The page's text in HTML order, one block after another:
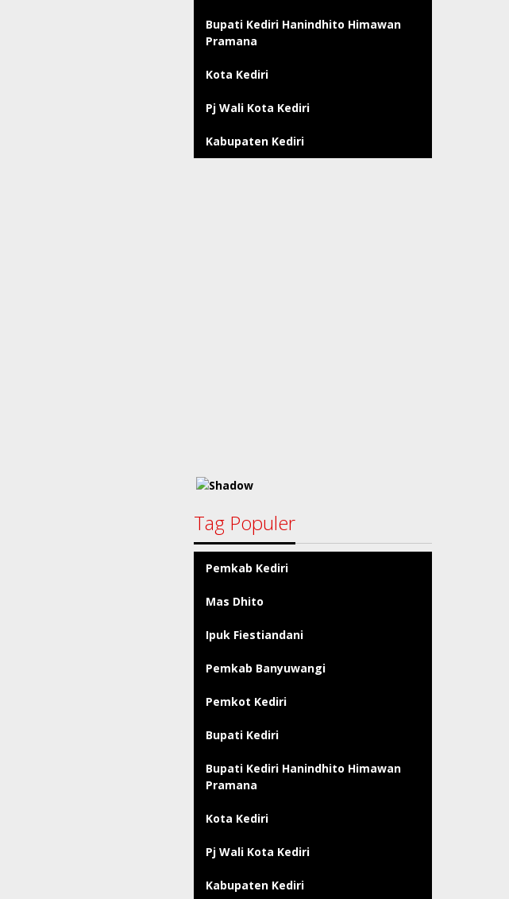
Bupati Kediri Hanindhito Himawan
Pramana
Kota Kediri
Pj Wali Kota Kediri
Kabupaten Kediri
Tag Populer
Pemkab Kediri
Mas Dhito
Ipuk Fiestiandani
Pemkab Banyuwangi
Pemkot Kediri
Bupati Kediri
Bupati Kediri Hanindhito Himawan
Pramana
Kota Kediri
Pj Wali Kota Kediri
Kabupaten Kediri